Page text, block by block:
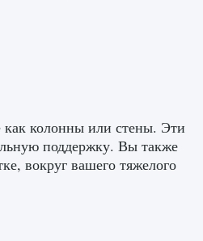
как колонны или стены. Эти
поддержку. Вы также
вокруг вашего тяжелого